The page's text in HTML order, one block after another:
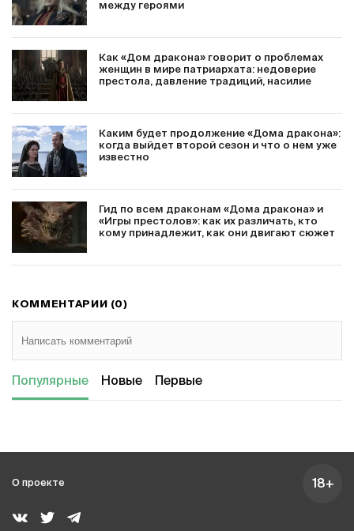
между героями
Как «Дом дракона» говорит о проблемах
женщин в мире патриархата: недоверие
престола, давление традиций, насилие
Каким будет продолжение «Дома дракона»:
когда выйдет второй сезон и что о нем уже
известно
Гид по всем драконам «Дома дракона» и
«Игры престолов»: как их различать, кто
кому принадлежит, как они двигают сюжет
КОММЕНТАРИИ (0)
Популярные Новые Первые
О проекте 18+